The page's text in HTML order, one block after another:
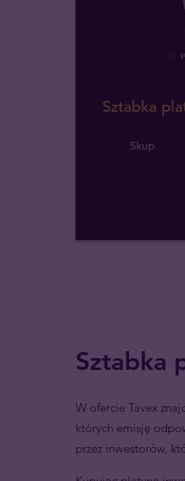
Sztabka
Skup
Sztabka
W ofercie Tavex
których emisję
przez inwestorów,